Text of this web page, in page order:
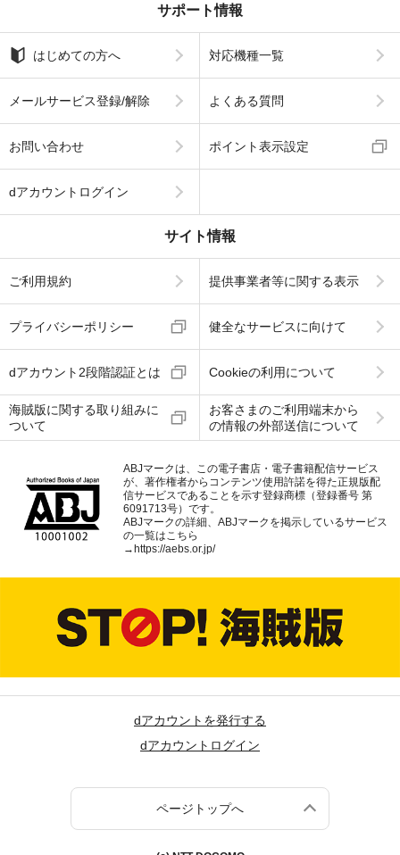
サポート情報
はじめての方へ 対応機種一覧
メールサービス登録/解除 よくある質問
お問い合わせ ポイント表示設定
dアカウントログイン
サイト情報
ご利用規約 提供事業者等に関する表示
プライバシーポリシー 健全なサービスに向けて
dアカウント2段階認証とは Cookieの利用について
海賊版に関する取り組みに
ついて
お客さまのご利用端末から
の情報の外部送信について
ABJマークは、この電子書店・電子書籍配信サービス
が、著作権者からコンテンツ使用許諾を得た正規版配
信サービスであることを示す登録商標（登録番号 第
6091713号）です。
ABJマークの詳細、ABJマークを掲示しているサービス
の一覧はこちら
→https://aebs.or.jp/
dアカウントを発行する
dアカウントログイン
ページトップへ